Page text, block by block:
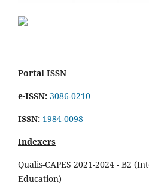
Portal ISSN
e-ISSN: 3086-0210
ISSN: 1984-0098
Indexers
Qualis-CAPES 2021-2024 - B2
Education)